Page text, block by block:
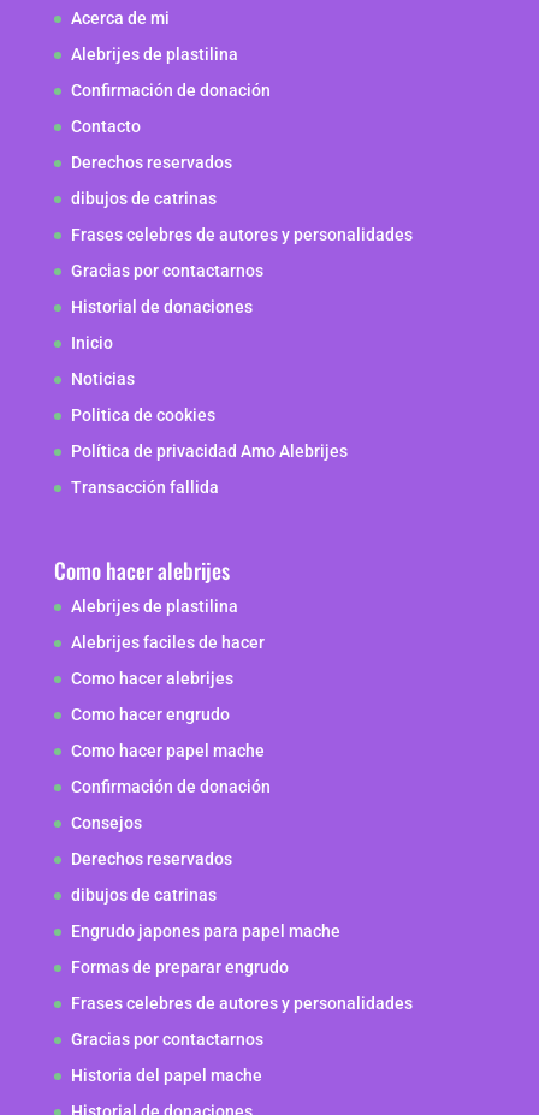
Acerca de mi
Alebrijes de plastilina
Confirmación de donación
Contacto
Derechos reservados
dibujos de catrinas
Frases celebres de autores y personalidades
Gracias por contactarnos
Historial de donaciones
Inicio
Noticias
Politica de cookies
Política de privacidad Amo Alebrijes
Transacción fallida
Como hacer alebrijes
Alebrijes de plastilina
Alebrijes faciles de hacer
Como hacer alebrijes
Como hacer engrudo
Como hacer papel mache
Confirmación de donación
Consejos
Derechos reservados
dibujos de catrinas
Engrudo japones para papel mache
Formas de preparar engrudo
Frases celebres de autores y personalidades
Gracias por contactarnos
Historia del papel mache